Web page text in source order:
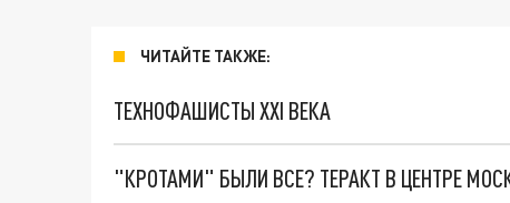
ЧИТАЙТЕ ТАКЖЕ:
ТЕХНОФАШИСТЫ XXI ВЕКА
"КРОТАМИ" БЫЛИ ВСЕ? ТЕРАКТ В ЦЕНТРЕ